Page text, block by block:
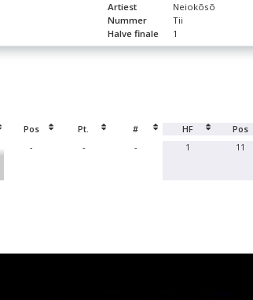
Artiest
Neiokõsõ
Nummer
Tii
Halve finale
1
Pos Pt. # HF Pos
- - - 1 11